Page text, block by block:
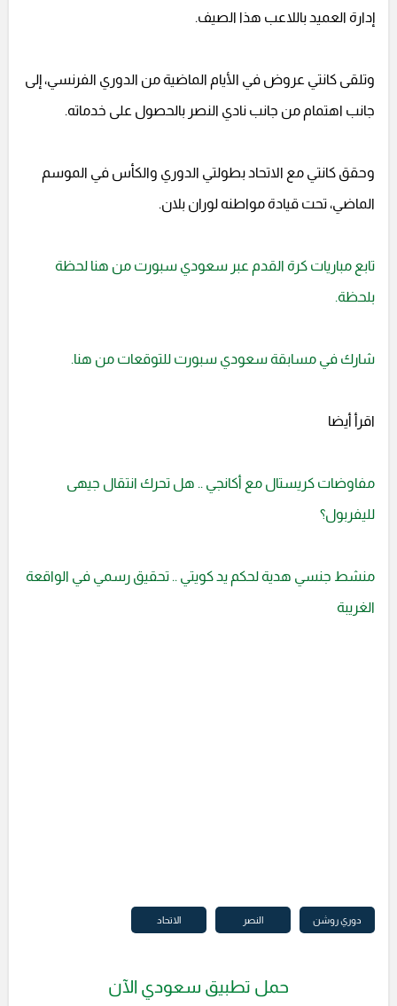
إدارة العميد باللاعب هذا الصيف.
وتلقى كانتي عروض في الأيام الماضية من الدوري الفرنسي، إلى
جانب اهتمام من جانب نادي النصر بالحصول على خدماته.
وحقق كانتي مع الاتحاد بطولتي الدوري والكأس في الموسم
الماضي، تحت قيادة مواطنه لوران بلان.
تابع مباريات كرة القدم عبر سعودي سبورت من هنا لحظة
بلحظة.
شارك في مسابقة سعودي سبورت للتوقعات من هنا.
اقرأ أيضا
مفاوضات كريستال مع أكانجي .. هل تحرك انتقال جيهى
لليفربول؟
منشط جنسي هدية لحكم يد كويتي .. تحقيق رسمي في الواقعة
الغريبة
دوري روشن النصر الاتحاد
حمل تطبيق سعودي الآن